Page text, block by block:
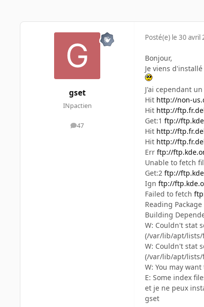
gset
INpactien
47
messages
Posté(e) le 30 avril
Bonjour,
Je viens
J'ai cependant
Hit http://non-
Hit http://
Get:1 ftp://
Hit http://
Hit http://
Err ftp://
Unable to fetch
Get:2 ftp://
Ign ftp://
Failed to fetch
Reading Package
Building
W: Couldn't stat
(/var/lib/apt/lists/
W: Couldn't stat
(/var/lib/apt/lists/
W: You may
E: Some index
et je ne peux
gset